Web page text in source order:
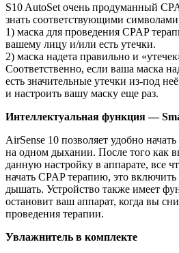
S10 AutoSet очень продуманный
знать соответствующими
1) маска для проведения CPAP
вашему лицу и/или есть утечки.
2) маска надета правильно и
Соответственно, если ваша маска
есть значительные утечки из-под
и настроить вашу маску еще раз.
Интеллектуальная функция —
AirSense 10 позволяет удобно
на одном дыхании. После того как
данную настройку в аппарате, все
начать CPAP терапию, это включить
дышать. Устройство также имеет
остановит ваш аппарат, когда вы
проведения терапии.
Увлажнитель в комплекте